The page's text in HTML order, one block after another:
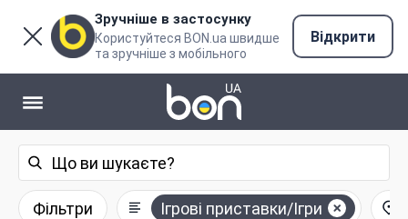
Зручніше в застосунку
Користуйтеся BON.ua швидше
та зручніше з мобільного
Відкрити
Фільтри Ігрові приставки/Ігри